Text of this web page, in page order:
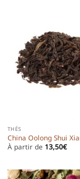
THÉS
China Oolong Shui
À partir de 13,50€